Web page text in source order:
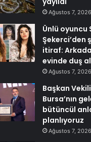
Ağustos 7, 2026
Ünlü oyuncu
Şekerci’den
itiraf:
evinde duş
Ağustos 7, 2026
Başkan
Bursa’nın
bütüncül
planlıyoruz
Ağustos 7, 2026